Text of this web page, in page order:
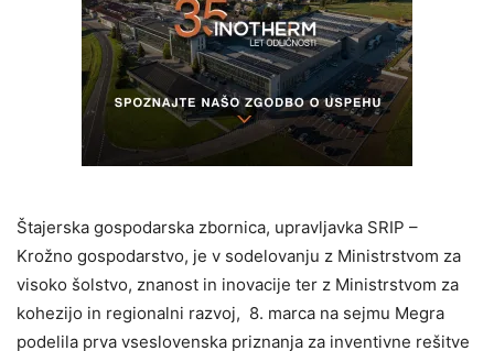
Štajerska gospodarska zbornica, upravljavka SRIP –
Krožno gospodarstvo, je v sodelovanju z Ministrstvom za
visoko šolstvo, znanost in inovacije ter z Ministrstvom za
kohezijo in regionalni razvoj, 8. marca na sejmu Megra
podelila prva vseslovenska priznanja za inventivne rešitve